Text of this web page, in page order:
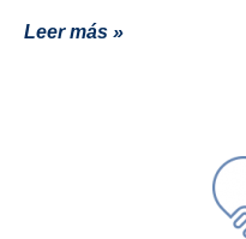
Leer más »